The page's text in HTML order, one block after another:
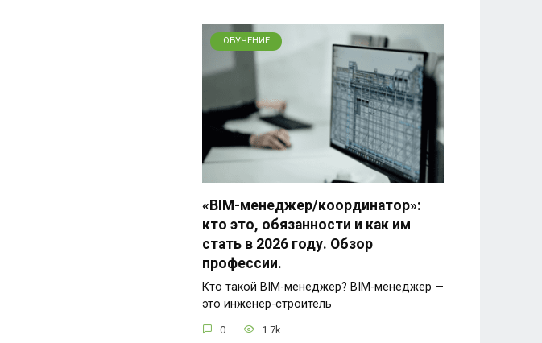
ОБУЧЕНИЕ
«BIM-менеджер/координатор»:
кто это, обязанности и как им
стать в 2026 году. Обзор
профессии.
Кто такой BIM-менеджер? BIM-менеджер —
это инженер-строитель
0 1.7k.